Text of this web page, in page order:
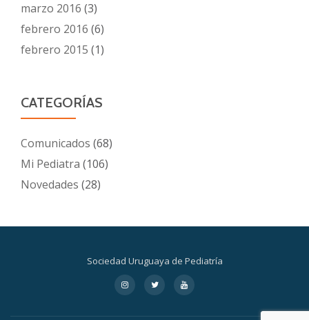
marzo 2016 (3)
febrero 2016 (6)
febrero 2015 (1)
CATEGORÍAS
Comunicados (68)
Mi Pediatra (106)
Novedades (28)
Sociedad Uruguaya de Pediatría
secundario
fa-
instagram
fa-
twitter
fa-
youtube